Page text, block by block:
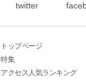
トップページ
特集
アクセス人気ランキング